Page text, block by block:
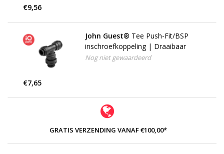
€9,56
John Guest® Tee Push-Fit/BSP
inschroefkoppeling | Draaibaar
Nog niet gewaardeerd
€7,65
GRATIS VERZENDING VANAF €100,00*